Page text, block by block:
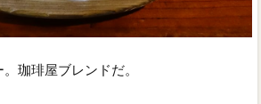
珈琲屋ブレンドだ。